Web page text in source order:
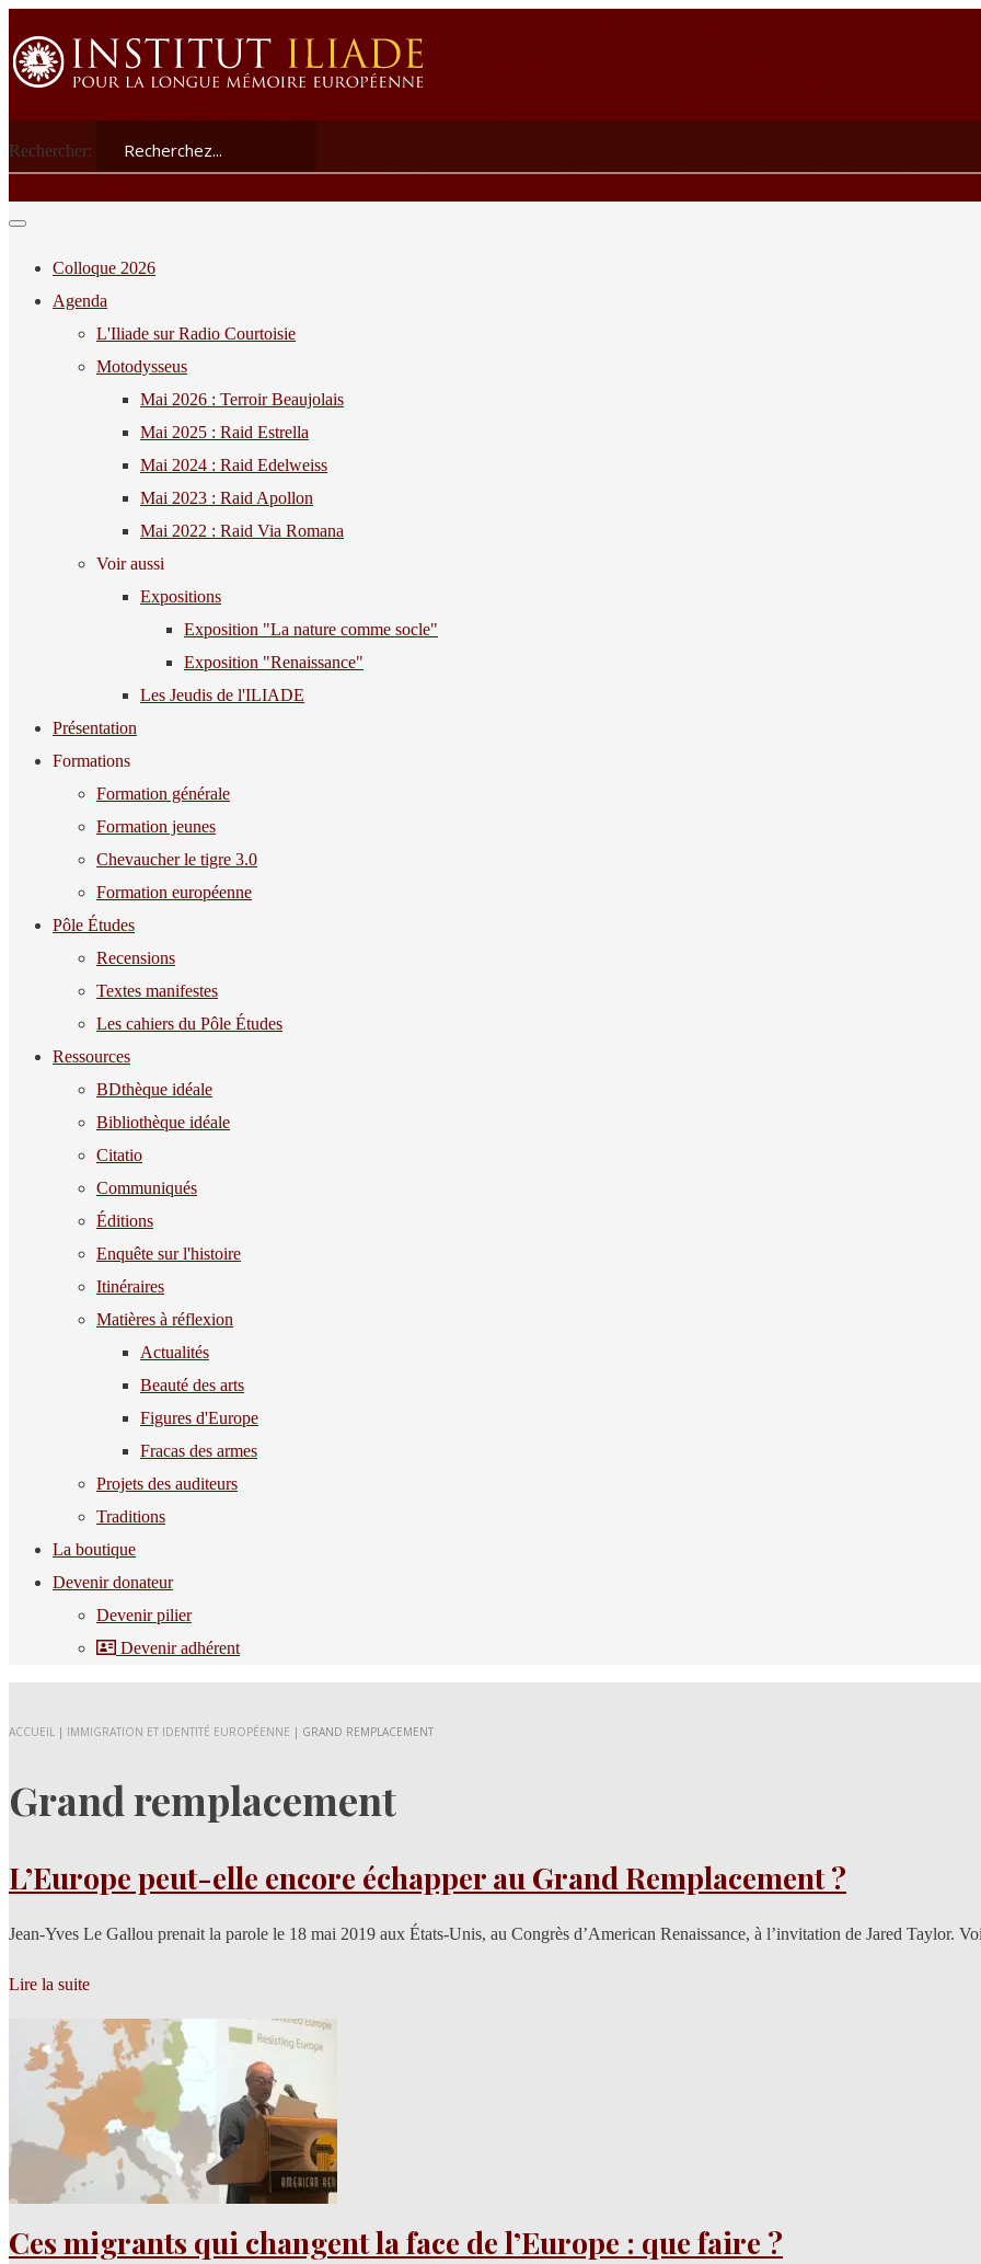
Rechercher:
Colloque 2026
Agenda
L'Iliade sur Radio Courtoisie
Motodysseus
Mai 2026 : Terroir Beaujolais
Mai 2025 : Raid Estrella
Mai 2024 : Raid Edelweiss
Mai 2023 : Raid Apollon
Mai 2022 : Raid Via Romana
Voir aussi
Expositions
Exposition "La nature comme socle"
Exposition "Renaissance"
Les Jeudis de l'ILIADE
Présentation
Formations
Formation générale
Formation jeunes
Chevaucher le tigre 3.0
Formation européenne
Pôle Études
Recensions
Textes manifestes
Les cahiers du Pôle Études
Ressources
BDthèque idéale
Bibliothèque idéale
Citatio
Communiqués
Éditions
Enquête sur l'histoire
Itinéraires
Matières à réflexion
Actualités
Beauté des arts
Figures d'Europe
Fracas des armes
Projets des auditeurs
Traditions
La boutique
Devenir donateur
Devenir pilier
Devenir adhérent
ACCUEIL | IMMIGRATION ET IDENTITÉ EUROPÉENNE | GRAND REMPLACEMENT
Grand remplacement
L’Europe peut-elle encore échapper au Grand Remplacement ?
Jean-Yves Le Gallou prenait la parole le 18 mai 2019 aux États-Unis, au Congrès d’American Renaissance, à l’invitation de Jared Taylor.
Lire la suite
Ces migrants qui changent la face de l’Europe : que faire ?